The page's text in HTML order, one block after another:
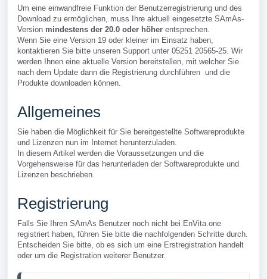
Um eine einwandfreie Funktion der Benutzerregistrierung und des
Download zu ermöglichen, muss Ihre aktuell eingesetzte SAmAs-
Version mindestens der 20.0 oder höher entsprechen.
Wenn Sie eine Version 19 oder kleiner im Einsatz haben,
kontaktieren Sie bitte unseren Support unter 05251 20565-25. Wir
werden Ihnen eine aktuelle Version bereitstellen, mit welcher Sie
nach dem Update dann die Registrierung durchführen und die
Produkte downloaden können.
Allgemeines
Sie haben die Möglichkeit für Sie bereitgestellte Softwareprodukte
und Lizenzen nun im Internet herunterzuladen.
In diesem Artikel werden die Voraussetzungen und die
Vorgehensweise für das herunterladen der Softwareprodukte und
Lizenzen beschrieben.
Registrierung
Falls Sie Ihren SAmAs Benutzer noch nicht bei EnVita.one
registriert haben, führen Sie bitte die nachfolgenden Schritte durch.
Entscheiden Sie bitte, ob es sich um eine Erstregistration handelt
oder um die Registration weiterer Benutzer.